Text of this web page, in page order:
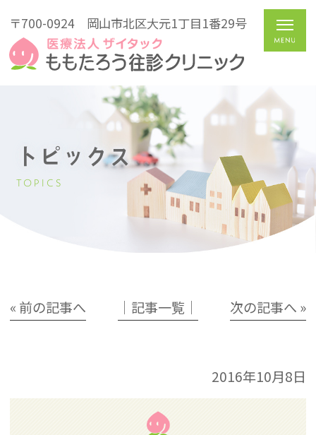
〒700-0924 岡山市北区大元1丁目1番29号
トピックス
TOPICS
« 前の記事へ │記事一覧│ 次の記事へ »
2016年10月8日